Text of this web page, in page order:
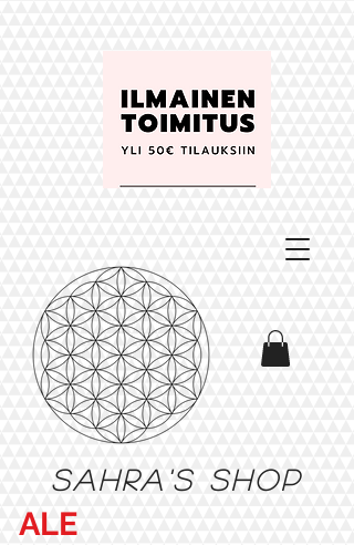
Sahra's shop
ALE